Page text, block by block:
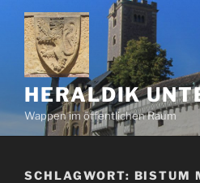
Zum
Inhalt
springen
HERALDIK
Wappen im öffentlichen Raum
SCHLAGWORT: BISTUM